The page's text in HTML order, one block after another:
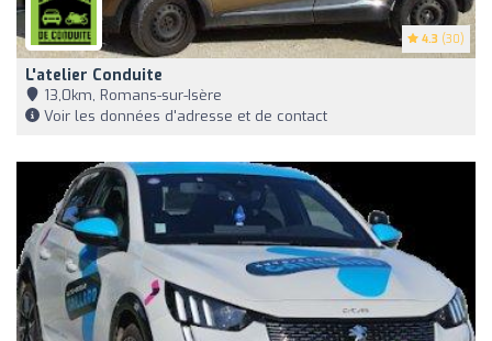
4.3 (30)
L'atelier Conduite
13,0km, Romans-sur-Isère
Voir les données d'adresse et de contact